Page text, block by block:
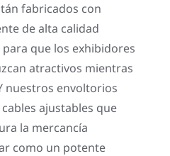
fabricados con
de alta calidad
que los exhibidores
atractivos mientras
nuestros envoltorios
ajustables que
la mercancía
como un potente